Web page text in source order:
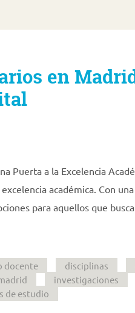
en
Puerta a la Excelencia
académica. Con
para aquellos que
docente disciplinas
investigaciones
de estudio